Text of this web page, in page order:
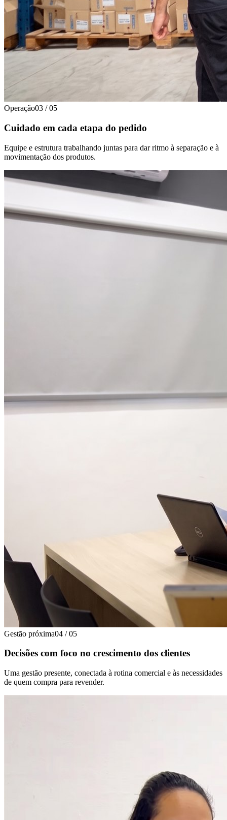
Operação03 / 05
Cuidado em cada etapa do pedido
Equipe e estrutura trabalhando juntas para dar ritmo à separação e à
movimentação dos produtos.
Gestão próxima04 / 05
Decisões com foco no crescimento dos clientes
Uma gestão presente, conectada à rotina comercial e às necessidades
de quem compra para revender.